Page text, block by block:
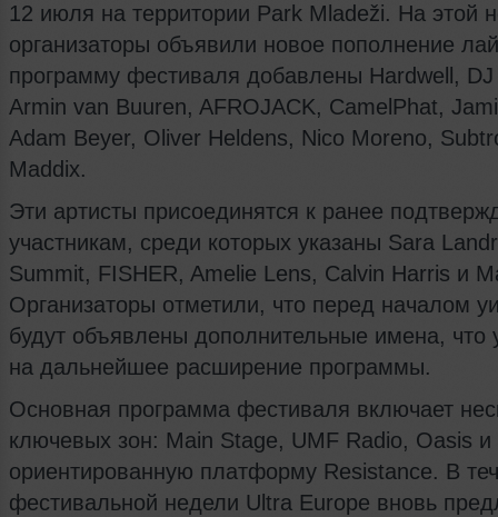
12 июля на территории Park Mladeži. На этой
организаторы объявили новое пополнение
программу фестиваля добавлены Hardwell,
Armin van Buuren, AFROJACK, CamelPhat,
Adam Beyer, Oliver Heldens, Nico Moreno,
Maddix.
Эти артисты присоединятся к ранее
участникам, среди которых указаны Sara
Summit, FISHER, Amelie Lens, Calvin Harris и
Организаторы отметили, что перед началом
будут объявлены дополнительные имена, что
на дальнейшее расширение программы.
Основная программа фестиваля включает
ключевых зон: Main Stage, UMF Radio, Oasis и
ориентированную платформу Resistance. В
фестивальной недели Ultra Europe вновь